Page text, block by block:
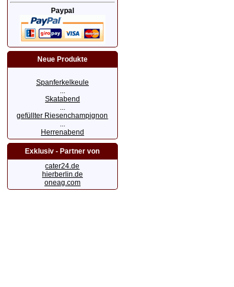
Paypal
Neue Produkte
Spanferkelkeule
...
Skatabend
...
gefüllter Riesenchampignon
...
Herrenabend
Exklusiv - Partner von
cater24.de
hierberlin.de
oneag.com